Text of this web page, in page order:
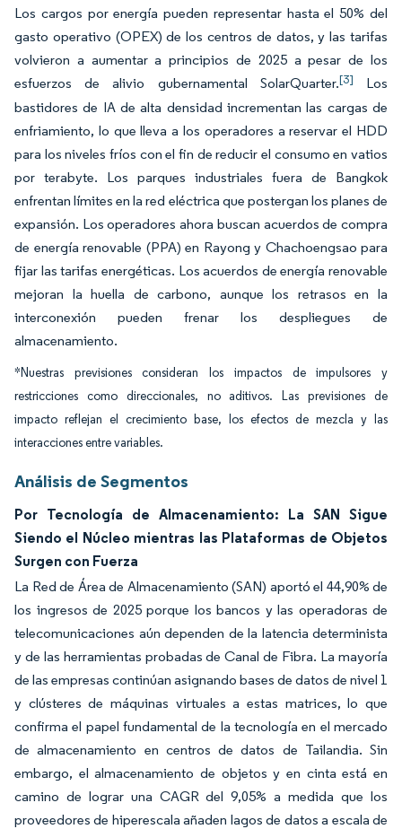
Los cargos por energía pueden representar hasta el 50% del
gasto operativo (OPEX) de los centros de datos, y las tarifas
volvieron a aumentar a principios de 2025 a pesar de los
esfuerzos de alivio gubernamental SolarQuarter.[3]
Los
bastidores de IA de alta densidad incrementan las cargas de
enfriamiento, lo que lleva a los operadores a reservar el HDD
para los niveles fríos con el fin de reducir el consumo en vatios
por terabyte. Los parques industriales fuera de Bangkok
enfrentan límites en la red eléctrica que postergan los planes de
expansión. Los operadores ahora buscan acuerdos de compra
de energía renovable (PPA) en Rayong y Chachoengsao para
fijar las tarifas energéticas. Los acuerdos de energía renovable
mejoran la huella de carbono, aunque los retrasos en la
interconexión pueden frenar los despliegues de
almacenamiento.
*Nuestras previsiones consideran los impactos de impulsores y
restricciones como direccionales, no aditivos. Las previsiones de
impacto reflejan el crecimiento base, los efectos de mezcla y las
interacciones entre variables.
Análisis de Segmentos
Por Tecnología de Almacenamiento: La SAN Sigue
Siendo el Núcleo mientras las Plataformas de Objetos
Surgen con Fuerza
La Red de Área de Almacenamiento (SAN) aportó el 44,90% de
los ingresos de 2025 porque los bancos y las operadoras de
telecomunicaciones aún dependen de la latencia determinista
y de las herramientas probadas de Canal de Fibra. La mayoría
de las empresas continúan asignando bases de datos de nivel 1
y clústeres de máquinas virtuales a estas matrices, lo que
confirma el papel fundamental de la tecnología en el mercado
de almacenamiento en centros de datos de Tailandia. Sin
embargo, el almacenamiento de objetos y en cinta está en
camino de lograr una CAGR del 9,05% a medida que los
proveedores de hiperescala añaden lagos de datos a escala de